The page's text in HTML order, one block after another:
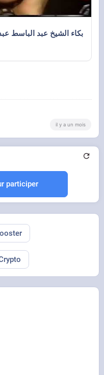
بكاء الشيخ عبد الباسط
il y a un mois
participer